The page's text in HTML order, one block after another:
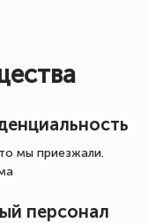
мы приезжали.
персонал